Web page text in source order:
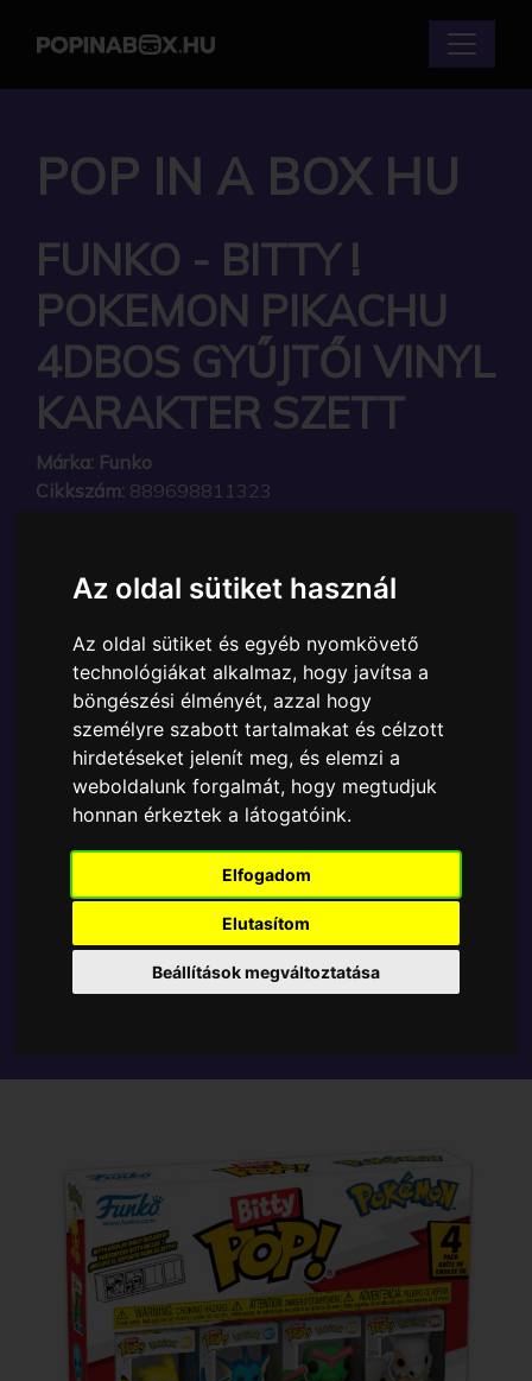
Az oldal sütiket használ
Az oldal sütiket és egyéb nyomkövető
technológiákat alkalmaz, hogy javítsa a
böngészési élményét, azzal hogy
személyre szabott tartalmakat és célzott
hirdetéseket jelenít meg, és elemzi a
weboldalunk forgalmát, hogy megtudjuk
honnan érkeztek a látogatóink.
Elfogadom
Elutasítom
Beállítások megváltoztatása
POP IN A BOX HU
FUNKO - BITTY !
POKEMON PIKACHU
4DBOS GYŰJTŐI VINYL
KARAKTER SZETT
Márka: Funko
Cikkszám: 889698811323
A Funko Bitty POP egyik népszerű terméke a Funko
karakter szett, amely ablakos csomagolásban azaz -
POP In a Box - várja új gazdáját.
A termék sajnos nem elérhető, nézd meg
MÁSOK MIT VESZNEK
Tetszik? Osszd meg másokkal!